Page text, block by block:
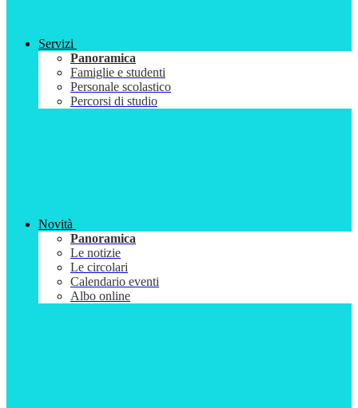
Servizi
Panoramica
Famiglie e studenti
Personale scolastico
Percorsi di studio
Novità
Panoramica
Le notizie
Le circolari
Calendario eventi
Albo online